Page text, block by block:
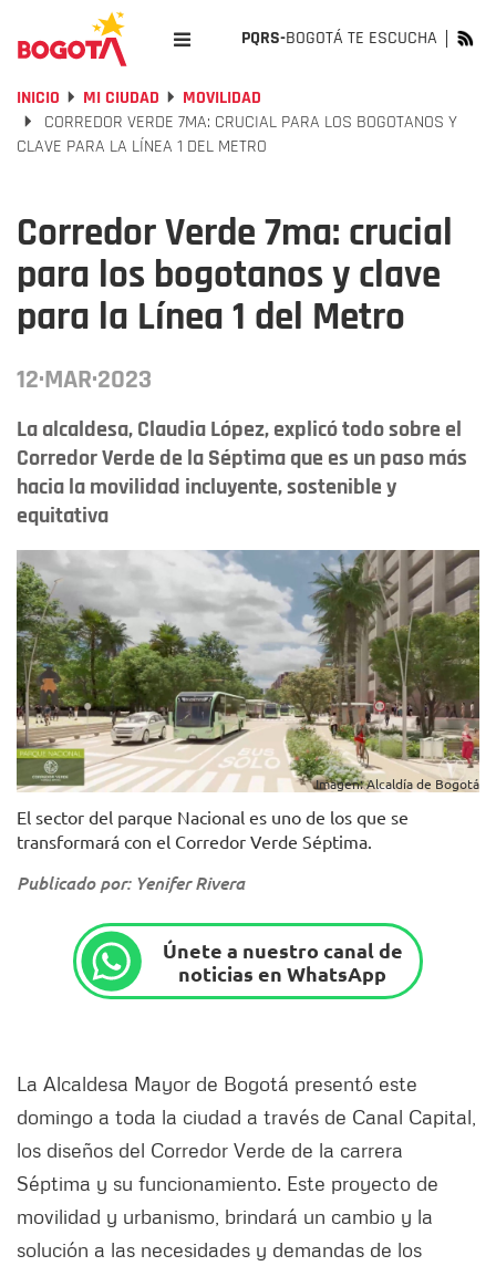
PQRS-BOGOTÁ TE ESCUCHA
INICIO MI CIUDAD
MOVILIDAD
CORREDOR VERDE 7MA: CRUCIAL PARA LOS BOGOTANOS Y
CLAVE PARA LA LÍNEA 1 DEL METRO
Corredor Verde 7ma: crucial
para los bogotanos y clave
para la Línea 1 del Metro
12·MAR·2023
La alcaldesa, Claudia López, explicó todo sobre el
Corredor Verde de la Séptima que es un paso más
hacia la movilidad incluyente, sostenible y
equitativa
Imagen: Alcaldía de Bogotá
El sector del parque Nacional es uno de los que se
transformará con el Corredor Verde Séptima.
Publicado por: Yenifer Rivera
Únete a nuestro canal de
noticias en WhatsApp
La Alcaldesa Mayor de Bogotá presentó este
domingo a toda la ciudad a través de Canal Capital,
los diseños del Corredor Verde de la carrera
Séptima y su funcionamiento. Este proyecto de
movilidad y urbanismo, brindará un cambio y la
solución a las necesidades y demandas de los